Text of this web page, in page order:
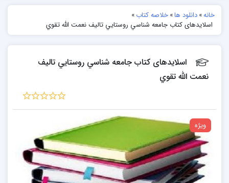
خانه»دانلود ها»خلاصه کتاب»
اسلایدهای کتاب جامعه شناسي روستايي تالیف نعمت الله تقوي
اسلایدهای کتاب جامعه شناسي روستايي تالیف
نعمت الله تقوي
ویژه